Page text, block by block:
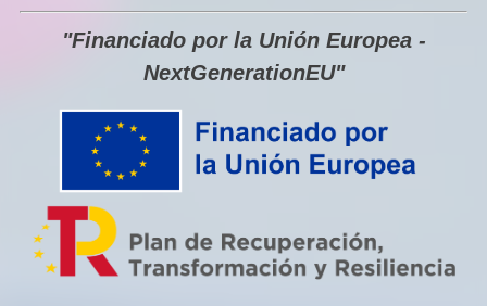
"Financiado por la Unión Europea -
NextGenerationEU"